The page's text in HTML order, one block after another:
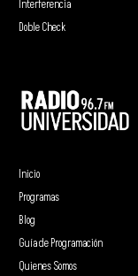
Interferencia
Doble Check
Inicio
Programas
Blog
Guía de Programación
Quienes Somos